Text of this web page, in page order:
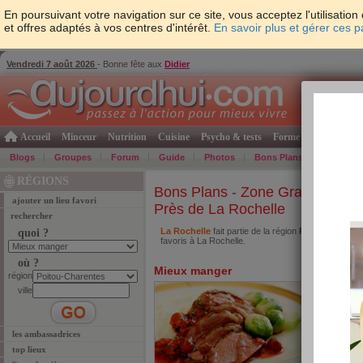
En poursuivant votre navigation sur ce site, vous acceptez
et offres adaptés à vos centres d'intérêt. En savoir plus et gérer ces
Vendredi 7 août 2026 - Bonne fête aux Didier
Accueil Minceur Nutrition Cuisine Psycho & tests Forme & santé
Blogs Groupes Forum Guide Photos Bons Plans
RÉGIONS
ajouter un lieu favori
rechercher
quoi ?
où ?
région
ville
les ambassadrices
top lieux
Bons Plans - Zone Grand-Ouest
Près de La Rochelle
La Rochelle fait partie de la région Poitou-
favoris à La Rochelle.
Mieux manger